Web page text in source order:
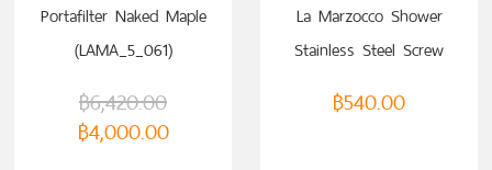
Portafilter Naked Maple
(LAMA_5_061)
฿6,420.00
฿4,000.00
La Marzocco Shower
Stainless Steel Screw
฿540.00